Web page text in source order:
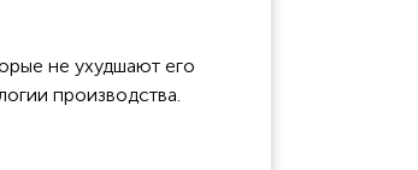
не ухудшают его
производства.